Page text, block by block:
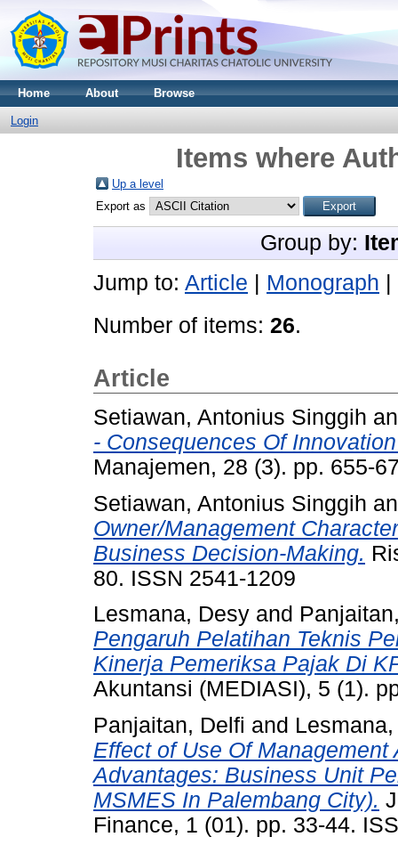
Home About Browse
Login
Items where
Up a level
Export as
Group by:
Jump to: Article Monograph
Number of items: 26.
Article
Setiawan, Antonius Singgih
- Consequences Of
Manajemen, 28 (3). pp. 655-
Setiawan, Antonius Singgih
Owner/Management
Business Decision-Making.
80. ISSN 2541-1209
Lesmana, Desy and
Pengaruh Pelatihan Teknis
Kinerja Pemeriksa Pajak Di
Akuntansi (MEDIASI), 5 (1).
Panjaitan, Delfi and
Effect of Use Of
Advantages: Business Unit
MSMES In Palembang City).
Finance, 1 (01). pp. 33-44.